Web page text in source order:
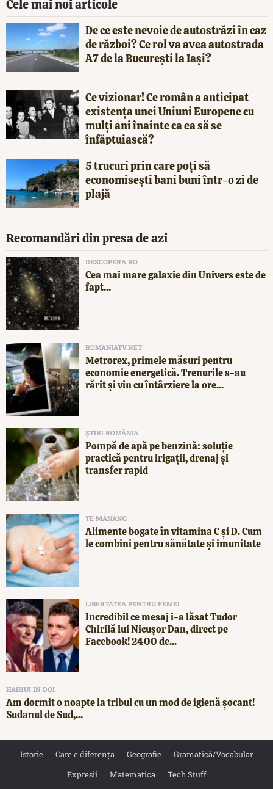
Cele mai noi articole
De ce este nevoie de autostrăzi în caz
de război? Ce rol va avea autostrada
A7 de la București la Iași?
Ce vizionar! Ce român a anticipat
existența unei Uniuni Europene cu
mulți ani înainte ca ea să se
înfăptuiască?
5 trucuri prin care poți să
economisești bani buni într-o zi de
plajă
Recomandări din presa de azi
DESCOPERA.RO
Cea mai mare galaxie din Univers este de
fapt...
ROMANIATV.NET
Metrorex, primele măsuri pentru
economie energetică. Trenurile s-au
rărit și vin cu întârziere la ore...
ȘTIRI ROMÂNIA
Pompă de apă pe benzină: soluție
practică pentru irigații, drenaj și
transfer rapid
TE MĂNÂNC
Alimente bogate în vitamina C și D. Cum
le combini pentru sănătate și imunitate
LIBERTATEA PENTRU FEMEI
Incredibil ce mesaj i-a lăsat Tudor
Chirilă lui Nicușor Dan, direct pe
Facebook! 2400 de...
HAIHUI IN DOI
Am dormit o noapte la tribul cu un mod de igienă șocant!
Sudanul de Sud,...
Istorie Care e diferența Geografie
Gramatică/Vocabular
Expresii
Matematica Tech Stuff